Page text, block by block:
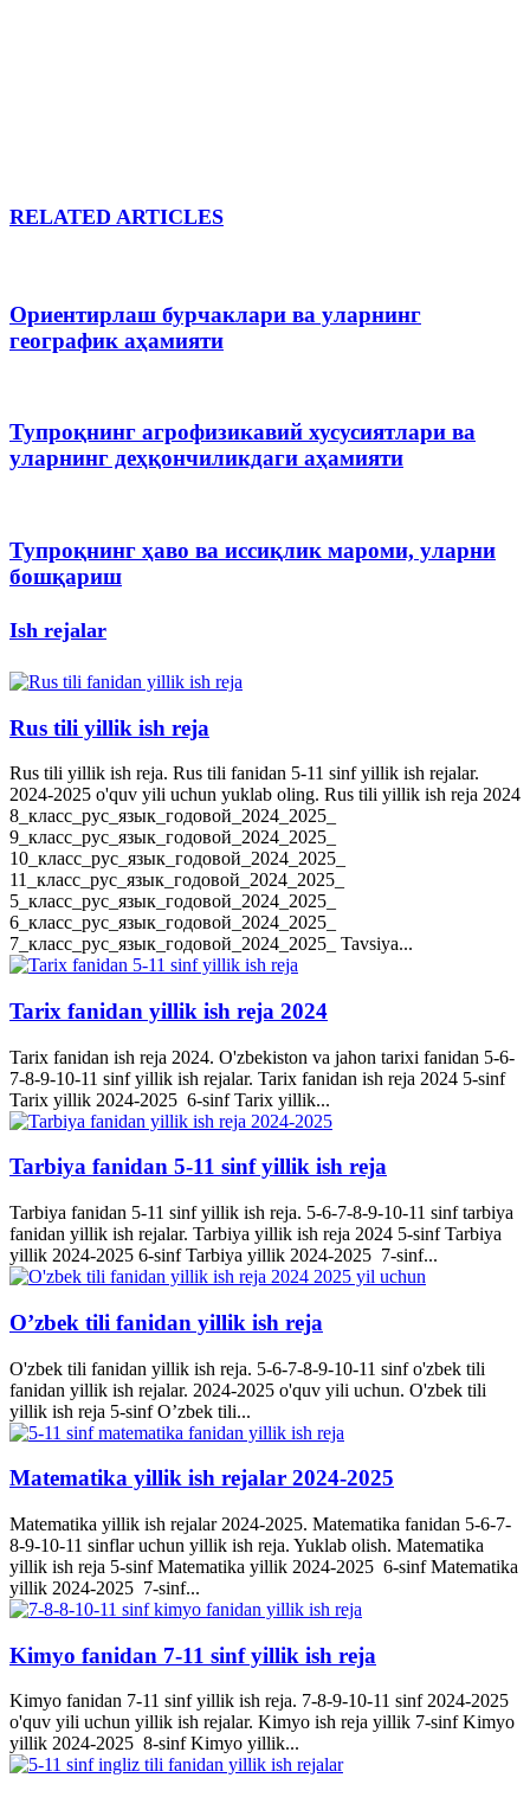
RELATED ARTICLES
Ориентирлаш бурчаклари ва уларнинг
географик аҳамияти
Тупроқнинг агрофизикавий хусусиятлари ва
уларнинг деҳқончиликдаги аҳамияти
Тупроқнинг ҳаво ва иссиқлик мароми, уларни
бошқариш
Ish rejalar
Rus tili yillik ish reja
Rus tili yillik ish reja. Rus tili fanidan 5-11 sinf yillik ish rejalar.
2024-2025 o'quv yili uchun yuklab oling. Rus tili yillik ish reja 2024
8_класс_рус_язык_годовой_2024_2025_
9_класс_рус_язык_годовой_2024_2025_
10_класс_рус_язык_годовой_2024_2025_
11_класс_рус_язык_годовой_2024_2025_
5_класс_рус_язык_годовой_2024_2025_
6_класс_рус_язык_годовой_2024_2025_
7_класс_рус_язык_годовой_2024_2025_ Tavsiya...
Tarix fanidan yillik ish reja 2024
Tarix fanidan ish reja 2024. O'zbekiston va jahon tarixi fanidan 5-6-
7-8-9-10-11 sinf yillik ish rejalar. Tarix fanidan ish reja 2024 5-sinf
Tarix yillik 2024-2025 6-sinf Tarix yillik...
Tarbiya fanidan 5-11 sinf yillik ish reja
Tarbiya fanidan 5-11 sinf yillik ish reja. 5-6-7-8-9-10-11 sinf tarbiya
fanidan yillik ish rejalar. Tarbiya yillik ish reja 2024 5-sinf Tarbiya
yillik 2024-2025 6-sinf Tarbiya yillik 2024-2025 7-sinf...
O’zbek tili fanidan yillik ish reja
O'zbek tili fanidan yillik ish reja. 5-6-7-8-9-10-11 sinf o'zbek tili
fanidan yillik ish rejalar. 2024-2025 o'quv yili uchun. O'zbek tili
yillik ish reja 5-sinf O’zbek tili...
Matematika yillik ish rejalar 2024-2025
Matematika yillik ish rejalar 2024-2025. Matematika fanidan 5-6-7-
8-9-10-11 sinflar uchun yillik ish reja. Yuklab olish. Matematika
yillik ish reja 5-sinf Matematika yillik 2024-2025 6-sinf Matematika
yillik 2024-2025 7-sinf...
Kimyo fanidan 7-11 sinf yillik ish reja
Kimyo fanidan 7-11 sinf yillik ish reja. 7-8-9-10-11 sinf 2024-2025
o'quv yili uchun yillik ish rejalar. Kimyo ish reja yillik 7-sinf Kimyo
yillik 2024-2025 8-sinf Kimyo yillik...